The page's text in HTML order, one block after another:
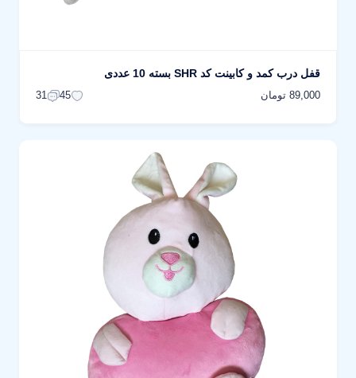
قفل درب کمد و کابینت کد SHR بسته 10 عددی
89,000 تومان 45
31